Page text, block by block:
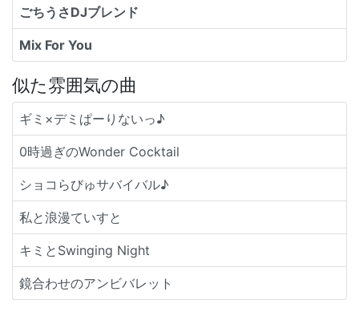
ごちうさDJブレンド
Mix For You
似た雰囲気の曲
ギミ×デミぱーりないっ♪
0時過ぎのWonder Cocktail
ショコらびゅサバイバル♪
私と浪漫ていすと
キミとSwinging Night
鏡合わせのアンビバレット